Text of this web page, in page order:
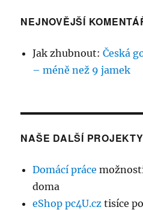
NEJNOVĚJŠÍ
Jak zhubnout:Česká
– méně než 9 jamek
NAŠE DALŠÍ PROJEKTY
Domácí práce
doma
eShop pc4U.cz tisíce